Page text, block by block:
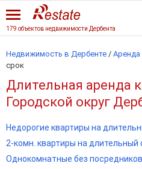
179 объектов недвижимости Дербента
Недвижимость в Дербенте / Аренда
срок
Длительная аренда
Городской округ
Недорогие квартиры на
2-комн. квартиры на длительный
Однокомнатные без посредников